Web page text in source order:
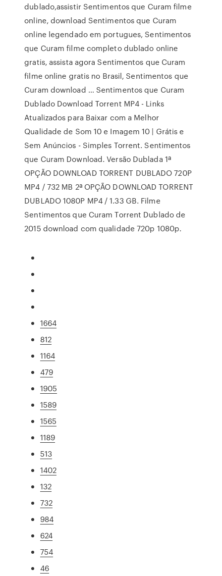
dublado,assistir Sentimentos que Curam filme
online, download Sentimentos que Curam
online legendado em portugues, Sentimentos
que Curam filme completo dublado online
gratis, assista agora Sentimentos que Curam
filme online gratis no Brasil, Sentimentos que
Curam download … Sentimentos que Curam
Dublado Download Torrent MP4 - Links
Atualizados para Baixar com a Melhor
Qualidade de Som 10 e Imagem 10 | Grátis e
Sem Anúncios - Simples Torrent. Sentimentos
que Curam Download. Versão Dublada 1ª
OPÇÃO DOWNLOAD TORRENT DUBLADO 720P
MP4 / 732 MB 2ª OPÇÃO DOWNLOAD TORRENT
DUBLADO 1080P MP4 / 1.33 GB. Filme
Sentimentos que Curam Torrent Dublado de
2015 download com qualidade 720p 1080p.
1664
812
1164
479
1905
1589
1565
1189
513
1402
132
732
984
624
754
46